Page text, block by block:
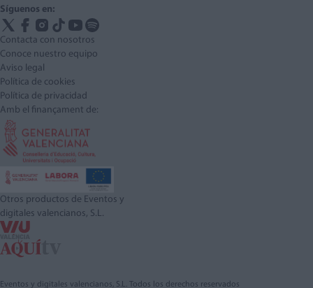
Síguenos en:
Contacta con nosotros
Conoce nuestro equipo
Aviso legal
Política de cookies
Política de privacidad
Amb el finançament de:
Otros productos de Eventos y
digitales valencianos, S.L.
Eventos y digitales valencianos, S.L. Todos los derechos reservados